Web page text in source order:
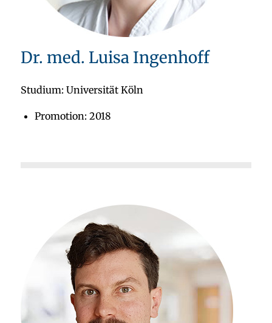
Dr. med. Luisa Ingenhoff
Studium: Universität Köln
Promotion: 2018